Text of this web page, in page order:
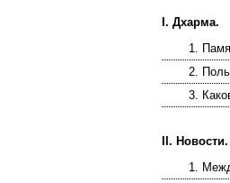
I. Дхарма.
1.
2.
3.
II. Новости.
1.